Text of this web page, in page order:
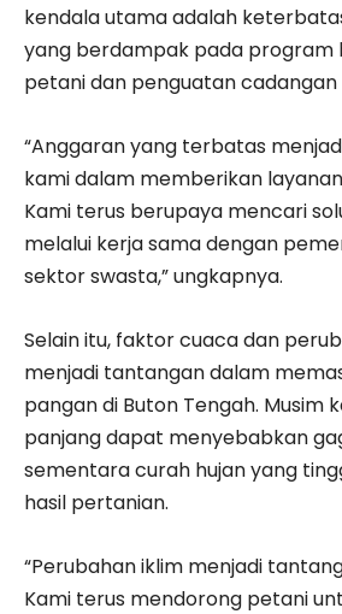
kendala utama adalah
yang berdampak pada program
petani dan penguatan
“Anggaran yang terbatas
kami dalam memberikan
Kami terus berupaya mencari
melalui kerja sama dengan
sektor swasta,” ungkapnya.
Selain itu, faktor cuaca dan
menjadi tantangan dalam
pangan di Buton Tengah. Musim
panjang dapat menyebabkan
sementara curah hujan yang
hasil pertanian.
“Perubahan iklim menjadi
Kami terus mendorong petani